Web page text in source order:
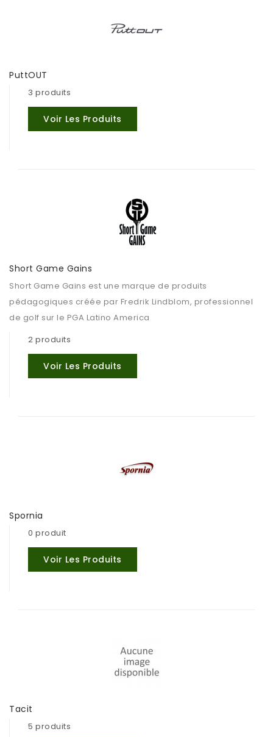
PuttOUT
3 produits
Voir Les Produits
Short Game Gains
Short Game Gains est une marque de produits
pédagogiques créée par Fredrik Lindblom, professionnel
de golf sur le PGA Latino America
2 produits
Voir Les Produits
Spornia
0 produit
Voir Les Produits
Tacit
5 produits